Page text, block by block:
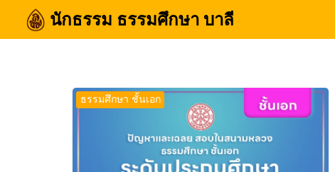
นักธรรม ธรรมศึกษา บาลี
ธรรมศึกษา ชั้นเอก